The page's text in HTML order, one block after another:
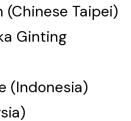
(Chinese Taipei)
Ginting
(Indonesia)